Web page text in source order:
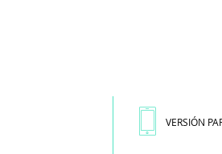
VERSIÓN